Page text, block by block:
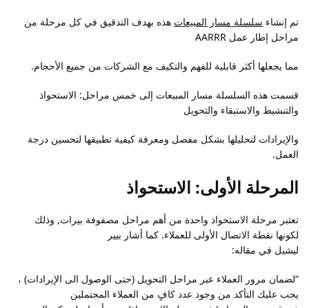
تم إنشاء سلسلة مسار المبيعات هذه بهدف التدقيق في كل مرحلة من
مراحل إطار عمل AARRR
مما يجعلها أكثر قابلية للفهم والتكيف مع الشركات من جميع الأحجام.
قسمت هذه السلسلة مسار المبيعات إلى خمس مراحل: الاستحواذ
والتنشيط والاستبقاء والتحويل
والإيرادات لتحليلها بشكل مفصل ومعرفة كيفية تطبيقها لتحسين درجة
العمل.
المرحلة الأولى: الاستحواذ
تعتبر مرحلة الاستحواذ واحدة من أهم مراحل مصفوفة بيرات, وذلك
لكونها نقطة الاتصال الأولى للعملاء. كما أشار بيير
ليشيل في مقاله:
“لضمان مرور العملاء عبر مراحل التحويل (حتى الوصول الى الإيرادات) ،
يجب عليك التأكد من وجود عدد كافٍ من العملاء المحتملين